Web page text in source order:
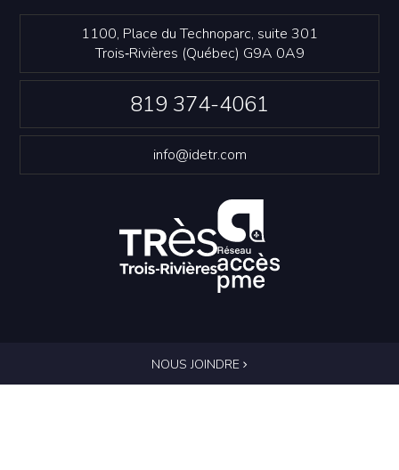
1100, Place du Technoparc, suite 301
Trois‑Rivières (Québec) G9A 0A9
819 374-4061
info@idetr.com
NOUS JOINDRE
Politique de confidentialité